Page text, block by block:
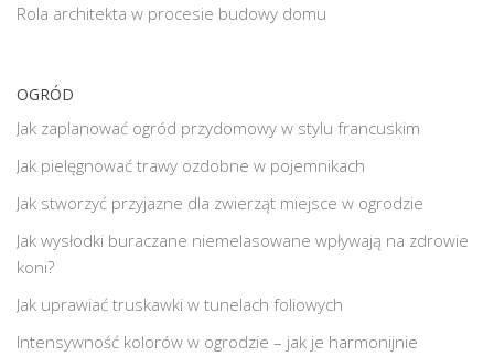
Rola architekta w procesie budowy domu
OGRÓD
Jak zaplanować ogród przydomowy w stylu francuskim
Jak pielęgnować trawy ozdobne w pojemnikach
Jak stworzyć przyjazne dla zwierząt miejsce w ogrodzie
Jak wysłodki buraczane niemelasowane wpływają na zdrowie
koni?
Jak uprawiać truskawki w tunelach foliowych
Intensywność kolorów w ogrodzie – jak je harmonijnie